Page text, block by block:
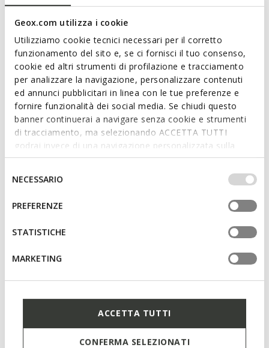
Geox.com utilizza i cookie
Utilizziamo cookie tecnici necessari per il corretto
funzionamento del sito e, se ci fornisci il tuo consenso,
cookie ed altri strumenti di profilazione e tracciamento
per analizzare la navigazione, personalizzare contenuti
ed annunci pubblicitari in linea con le tue preferenze e
fornire funzionalità dei social media. Se chiudi questo
banner continuerai a navigare senza cookie e strumenti
di tracciamento, ma selezionando ACCETTA TUTTI
godrai invece di una navigazione personalizzata sulla
base dei tuoi gusti ed interessi. Selezionando
IMPOSTAZIONI potrai anche scegliere quali cookies ed
altri strumenti di tracciamento autorizzare. Per maggiori
informazioni o per modificare in qualsiasi momento le
tue impostazioni, visita la nostra
del
consenso
NECESSARIO
PREFERENZE
STATISTICHE
MARKETING
ACCETTA TUTTI
CONFERMA SELEZIONATI
Features
By purchasing this product, you are
supporting Leather Working Group certified
tanneries
Outstanding cushioning effect which offers protection
and absorbs jolts and vibrations
Thickness of sole: 5,5 cm / 2,2"
Lightweight footwear
Lace fastening; Removable insole
Materials
Technologies
You may also like